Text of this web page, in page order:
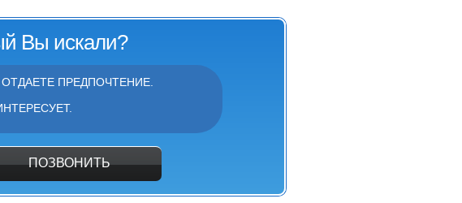
Вы искали?
ПРЕДПОЧТЕНИЕ.
ПОЗВОНИТЬ